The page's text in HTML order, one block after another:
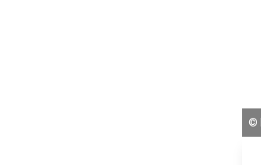
©